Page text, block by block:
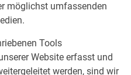
möglichst umfassenden
Tools
Website erfasst und
werden, sind wir